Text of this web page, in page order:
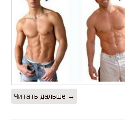
Читать дальше →